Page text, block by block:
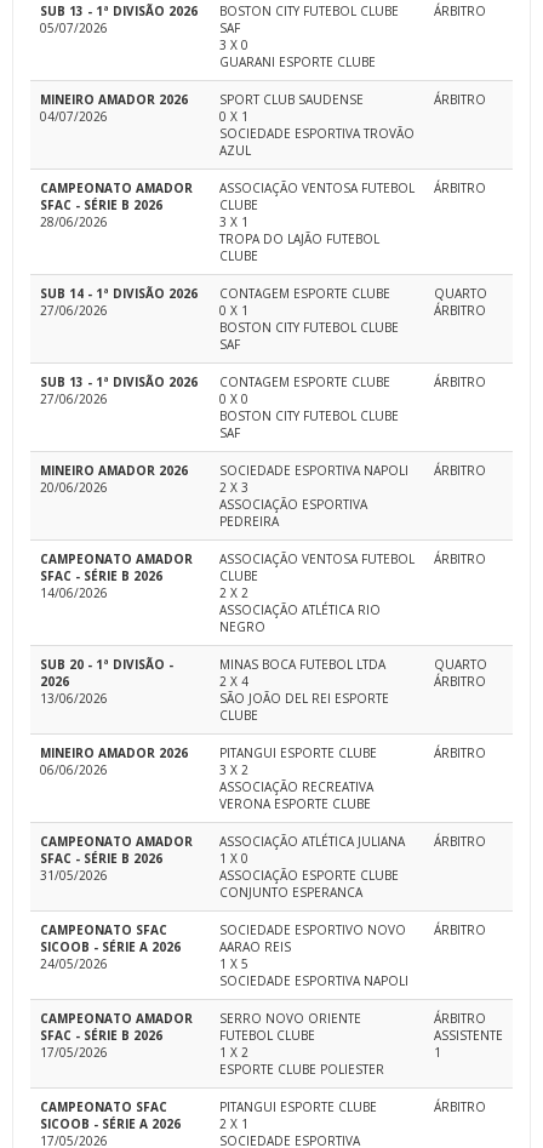
SUB 13 - 1ª DIVISÃO 2026
05/07/2026
BOSTON CITY FUTEBOL CLUBE
SAF
3 X 0
GUARANI ESPORTE CLUBE
ÁRBITRO
MINEIRO AMADOR 2026
04/07/2026
SPORT CLUB SAUDENSE
0 X 1
SOCIEDADE ESPORTIVA TROVÃO
AZUL
ÁRBITRO
CAMPEONATO AMADOR
SFAC - SÉRIE B 2026
28/06/2026
ASSOCIAÇÃO VENTOSA FUTEBOL
CLUBE
3 X 1
TROPA DO LAJÃO FUTEBOL
CLUBE
ÁRBITRO
SUB 14 - 1ª DIVISÃO 2026
27/06/2026
CONTAGEM ESPORTE CLUBE
0 X 1
BOSTON CITY FUTEBOL CLUBE
SAF
QUARTO
ÁRBITRO
SUB 13 - 1ª DIVISÃO 2026
27/06/2026
CONTAGEM ESPORTE CLUBE
0 X 0
BOSTON CITY FUTEBOL CLUBE
SAF
ÁRBITRO
MINEIRO AMADOR 2026
20/06/2026
SOCIEDADE ESPORTIVA NAPOLI
2 X 3
ASSOCIAÇÃO ESPORTIVA
PEDREIRA
ÁRBITRO
CAMPEONATO AMADOR
SFAC - SÉRIE B 2026
14/06/2026
ASSOCIAÇÃO VENTOSA FUTEBOL
CLUBE
2 X 2
ASSOCIAÇÃO ATLÉTICA RIO
NEGRO
ÁRBITRO
SUB 20 - 1ª DIVISÃO -
2026
13/06/2026
MINAS BOCA FUTEBOL LTDA
2 X 4
SÃO JOÃO DEL REI ESPORTE
CLUBE
QUARTO
ÁRBITRO
MINEIRO AMADOR 2026
06/06/2026
PITANGUI ESPORTE CLUBE
3 X 2
ASSOCIAÇÃO RECREATIVA
VERONA ESPORTE CLUBE
ÁRBITRO
CAMPEONATO AMADOR
SFAC - SÉRIE B 2026
31/05/2026
ASSOCIAÇÃO ATLÉTICA JULIANA
1 X 0
ASSOCIAÇÃO ESPORTE CLUBE
CONJUNTO ESPERANCA
ÁRBITRO
CAMPEONATO SFAC
SICOOB - SÉRIE A 2026
24/05/2026
SOCIEDADE ESPORTIVO NOVO
AARAO REIS
1 X 5
SOCIEDADE ESPORTIVA NAPOLI
ÁRBITRO
CAMPEONATO AMADOR
SFAC - SÉRIE B 2026
17/05/2026
SERRO NOVO ORIENTE
FUTEBOL CLUBE
1 X 2
ESPORTE CLUBE POLIESTER
ÁRBITRO
ASSISTENTE
1
CAMPEONATO SFAC
SICOOB - SÉRIE A 2026
17/05/2026
PITANGUI ESPORTE CLUBE
2 X 1
SOCIEDADE ESPORTIVA
ÁRBITRO